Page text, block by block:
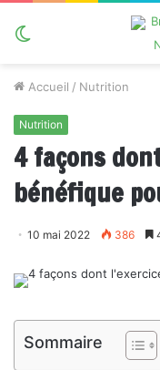
Accueil / Nutrition
Nutrition
4 façons
bénéfique
10 mai 2022 386
Sommaire